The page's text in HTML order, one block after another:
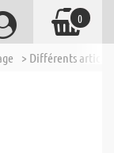
> Différents
0